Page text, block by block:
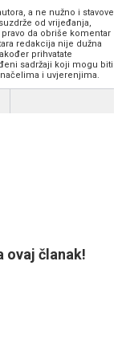
a ne nužno i stavove
od vrijeđanja,
pravo da obriše komentar
redakcija nije dužna
prihvatate
sadržaji koji mogu biti
i uvjerenjima.
ovaj članak!